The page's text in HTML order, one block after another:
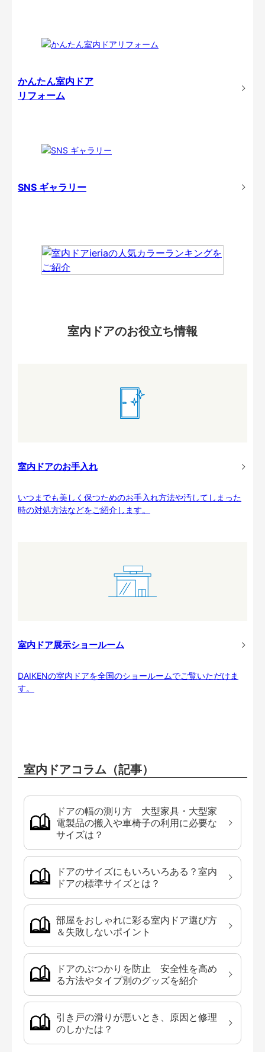
かんたん室内ドア
リフォーム
SNS ギャラリー
室内ドアのお役立ち情報
室内ドアのお手入れ
いつまでも美しく保つためのお手入れ方法や汚してしまった
時の対処方法などをご紹介します。
室内ドア展示ショールーム
DAIKENの室内ドアを全国のショールームでご覧いただけま
す。
室内ドアコラム（記事）
ドアの幅の測り方 大型家具・大型家
電製品の搬入や車椅子の利用に必要な
サイズは？
ドアのサイズにもいろいろある？室内
ドアの標準サイズとは？
部屋をおしゃれに彩る室内ドア選び方
＆失敗しないポイント
ドアのぶつかりを防止 安全性を高め
る方法やタイプ別のグッズを紹介
引き戸の滑りが悪いとき、原因と修理
のしかたは？